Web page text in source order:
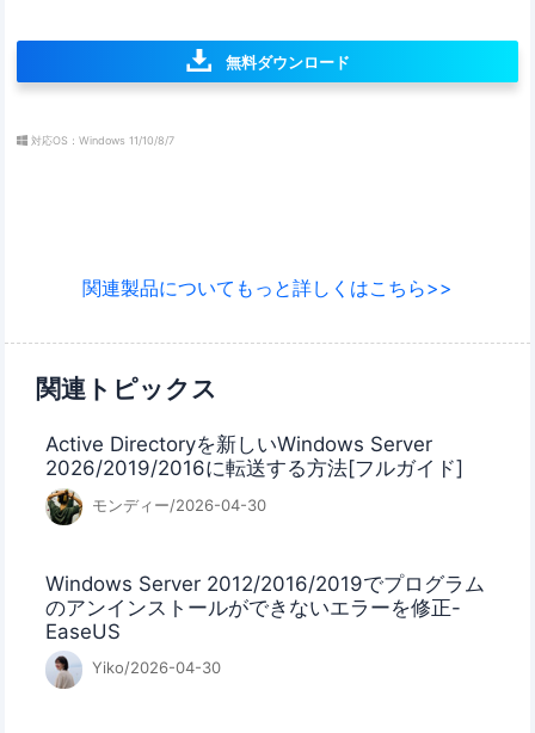
無料ダウンロード
対応OS：Windows 11/10/8/7
関連製品についてもっと詳しくはこちら>>
関連トピックス
Active Directoryを新しいWindows Server
2026/2019/2016に転送する方法[フルガイド]
モンディー/2026-04-30
Windows Server 2012/2016/2019でプログラム
のアンインストールができないエラーを修正-
EaseUS
Yiko/2026-04-30